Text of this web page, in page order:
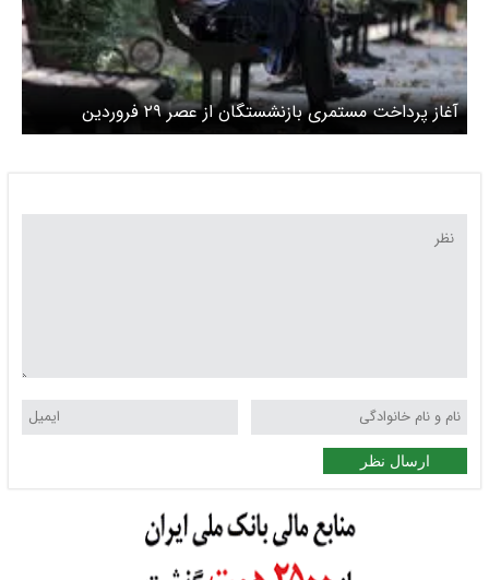
آغاز پرداخت مستمری بازنشستگان از عصر ۲۹ فروردین
ارسال نظر